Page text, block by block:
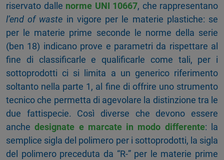
riservato dalle norme UNI 10667, che rappresentano
l’end of waste in vigore per le materie plastiche: se
per le materie prime seconde le norme della serie
(ben 18) indicano prove e parametri da rispettare al
fine di classificarle e qualificarle come tali, per i
sottoprodotti ci si limita a un generico riferimento
soltanto nella parte 1, al fine di offrire uno strumento
tecnico che permetta di agevolare la distinzione tra le
due fattispecie. Così diverse che devono essere
anchedesignate e marcate in modo differente: la
semplice sigla del polimero per i sottoprodotti, la sigla
del polimero preceduta da “R-” per le materie prime